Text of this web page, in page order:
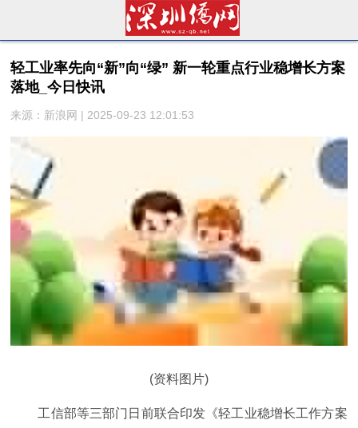
轻工业率先向“新”向“绿” 新一轮重点行业稳增长方案
落地_今日快讯
来源：新浪网 | 2025-09-23 12:01:53
(资料图片)
工信部等三部门日前联合印发《轻工业稳增长工作方案